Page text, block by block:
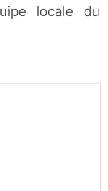
locale du